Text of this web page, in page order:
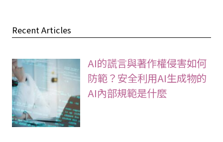
Recent Articles
AI的謊言與著作權侵害如何
防範？安全利用AI生成物的
AI內部規範是什麼